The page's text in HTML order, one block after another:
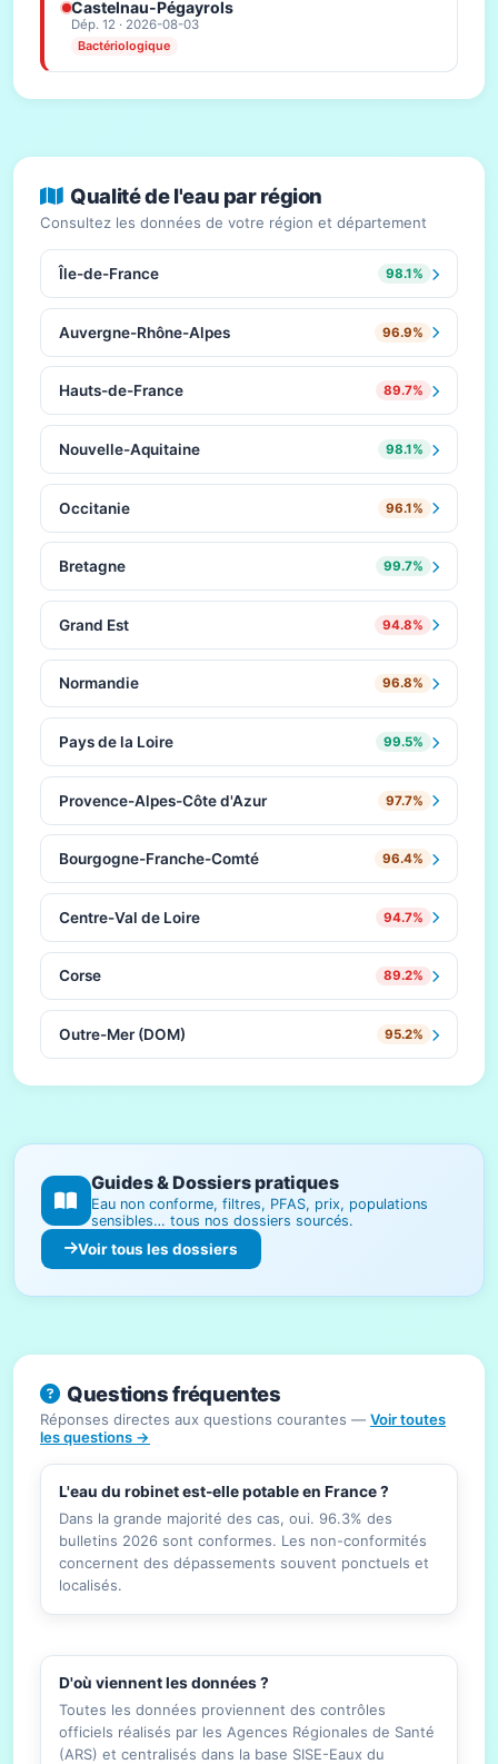
Castelnau-Pégayrols
Dép. 12 · 2026-08-03
Bactériologique
Qualité de l'eau par région
Consultez les données de votre région et département
Île-de-France 98.1%
Auvergne-Rhône-Alpes 96.9%
Hauts-de-France 89.7%
Nouvelle-Aquitaine 98.1%
Occitanie 96.1%
Bretagne 99.7%
Grand Est 94.8%
Normandie 96.8%
Pays de la Loire 99.5%
Provence-Alpes-Côte d'Azur 97.7%
Bourgogne-Franche-Comté 96.4%
Centre-Val de Loire 94.7%
Corse 89.2%
Outre-Mer (DOM) 95.2%
Guides & Dossiers pratiques
Eau non conforme, filtres, PFAS, prix, populations
sensibles… tous nos dossiers sourcés.
Voir tous les dossiers
Questions fréquentes
Réponses directes aux questions courantes — Voir toutes
les questions →
L'eau du robinet est-elle potable en France ?
Dans la grande majorité des cas, oui. 96.3% des
bulletins 2026 sont conformes. Les non-conformités
concernent des dépassements souvent ponctuels et
localisés.
D'où viennent les données ?
Toutes les données proviennent des contrôles
officiels réalisés par les Agences Régionales de Santé
(ARS) et centralisés dans la base SISE-Eaux du